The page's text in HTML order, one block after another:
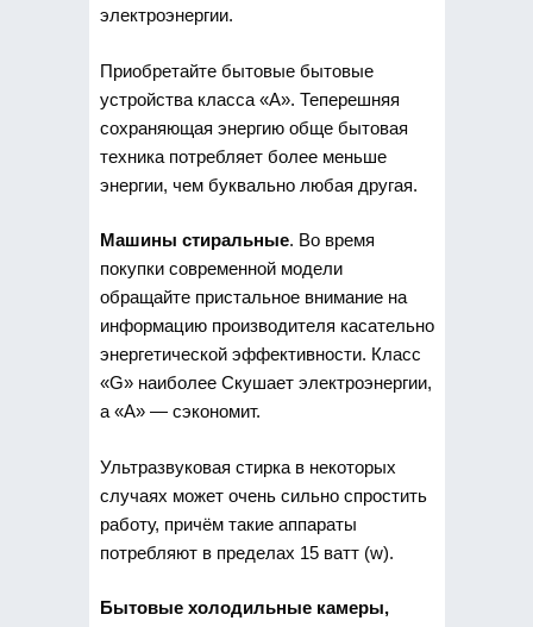
электроэнергии.
Приобретайте бытовые бытовые
устройства класса «А». Теперешняя
сохраняющая энергию обще бытовая
техника потребляет более меньше
энергии, чем буквально любая другая.
Машины стиральные. Во время
покупки современной модели
обращайте пристальное внимание на
информацию производителя касательно
энергетической эффективности. Класс
«G» наиболее Скушает электроэнергии,
а «А» — сэкономит.
Ультразвуковая стирка в некоторых
случаях может очень сильно спростить
работу, причём такие аппараты
потребляют в пределах 15 ватт (w).
Бытовые холодильные камеры,